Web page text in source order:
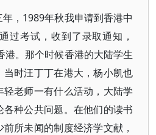
，1989年秋我申请到香港中
过考试，收到了录取通知，
港。那个时候香港的大陆学生
时汪丁丁在港大，杨小凯也
老师一有什么活动，大陆学
种公共问题。在他们的读书
所未闻的制度经济学文献，